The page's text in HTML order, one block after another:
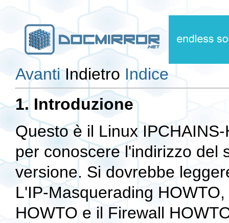
AvantiIndietro Indice
1. Introduzione
Questo è il Linux
per conoscere l'indirizzo del
versione. Si dovrebbe
L'IP-Masquerading
HOWTO e il Firewall